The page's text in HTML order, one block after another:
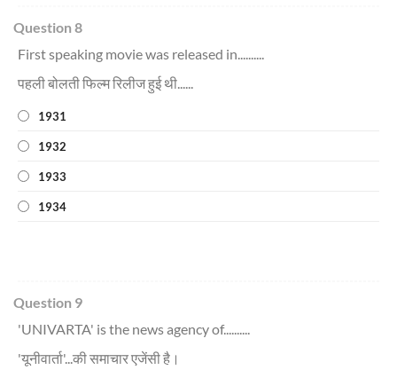
Question 8
First speaking movie was released in..........
पहली बोलती फिल्म रिलीज हुई थी......
1931
1932
1933
1934
Question 9
'UNIVARTA' is the news agency of..........
'यूनीवार्ता'...की समाचार एजेंसी है।